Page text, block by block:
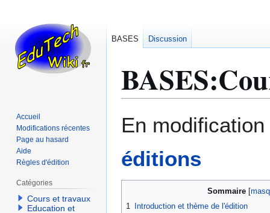
BASES:
à
navigation
à
recherche
En
éditions
Sommaire
1
Introduction et thème de l'édition
BASES Discussion
Accueil
Modifications récentes
Page au hasard
Aide
Règles d'édition
Catégories
Cours et travaux
Education et